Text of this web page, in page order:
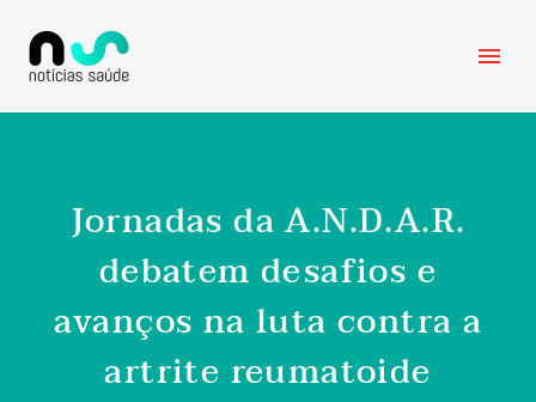
Jornadas da A.N.D.A.R.
debatem desafios e
avanços na luta contra a
artrite reumatoide